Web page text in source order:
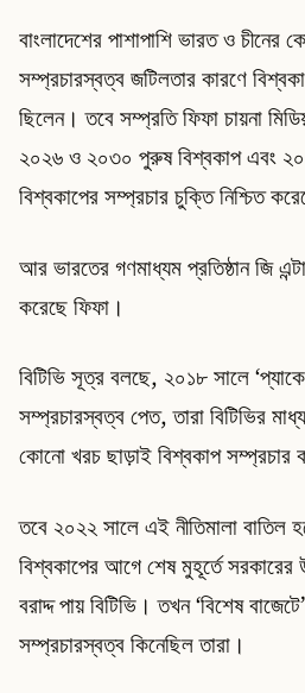
বাংলাদেশের পাশাপাশি ভারত ও
সম্প্রচারস্বত্ব জটিলতার কারণে
ছিলেন। তবে সম্প্রতি ফিফা চায়না
২০২৬ ও ২০৩০ পুরুষ বিশ্বকাপ এবং
বিশ্বকাপের সম্প্রচার চুক্তি নিশ্চিত
আর ভারতের গণমাধ্যম প্রতিষ্ঠান জি
করেছে ফিফা।
বিটিভি সূত্র বলছে, ২০১৮ সালে
সম্প্রচারস্বত্ব পেত, তারা বিটিভির
কোনো খরচ ছাড়াই বিশ্বকাপ সম্প্রচার
তবে ২০২২ সালে এই নীতিমালা
বিশ্বকাপের আগে শেষ মুহূর্তে সরকারের
বরাদ্দ পায় বিটিভি। তখন ‘বিশেষ
সম্প্রচারস্বত্ব কিনেছিল তারা।